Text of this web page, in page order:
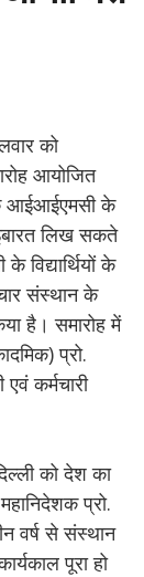
को
आयोजित
आईआईएमसी के
लिख सकते
विद्यार्थियों के
संस्थान के
है। समारोह में
प्रो.
कर्मचारी
को देश का
प्रो.
वर्ष से संस्थान
पूरा हो